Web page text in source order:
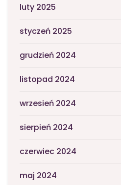
luty 2025
styczeń 2025
grudzień 2024
listopad 2024
wrzesień 2024
sierpień 2024
czerwiec 2024
maj 2024